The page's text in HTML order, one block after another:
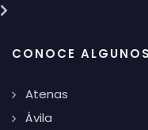
CONOCE
Atenas
Ávila